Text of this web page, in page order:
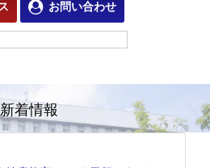
お問い合わせ
新着情報